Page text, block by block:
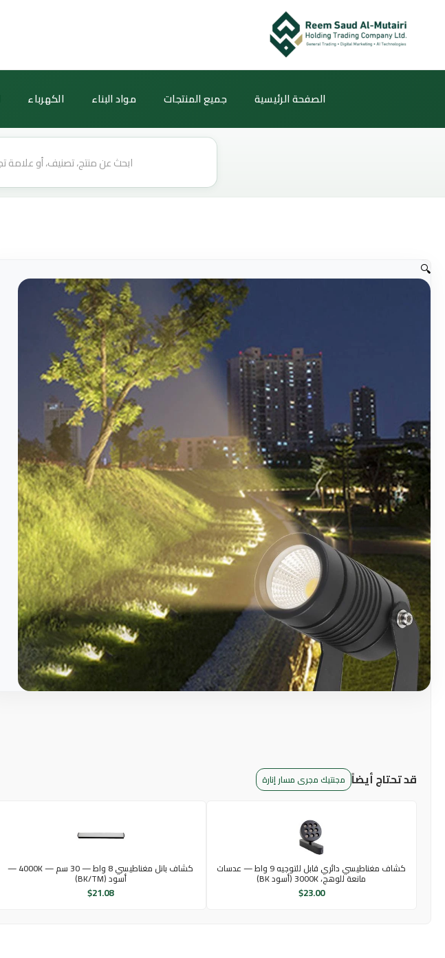
الصفحة الرئيسية جميع المنتجات مواد البناء الكهرباء
Products
🔍
قد تحتاج أيضاً مجنتيك مجرى مسار إنارة
كشاف مغناطيسي دائري قابل للتوجيه 9 واط — عدسات
مانعة للوهج، 3000K (أسود BK)
$23.00
كشاف بانل مغناطيسي 8 واط — 30 سم — 4000K —
أسود (BK/TM)
$21.08